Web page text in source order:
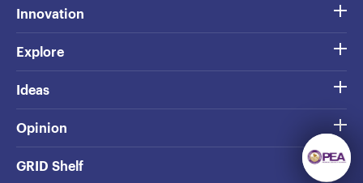
Innovation
Explore
Ideas
Opinion
GRID Shelf